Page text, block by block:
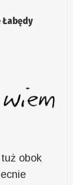
Łabędy
obok